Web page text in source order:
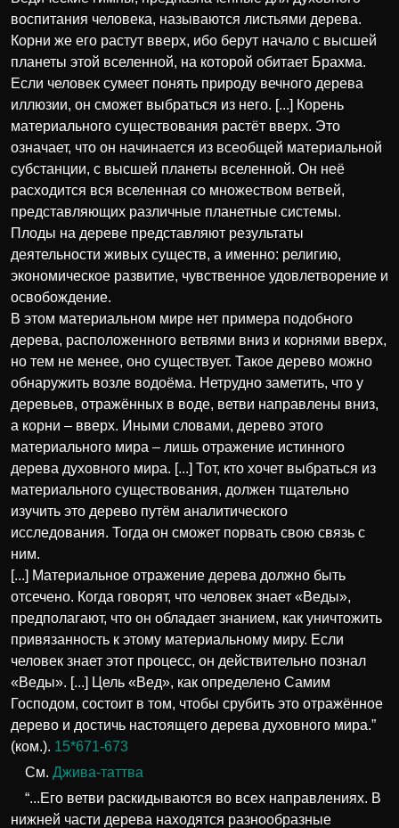
воспитания человека, называются листьями дерева.
Корни же его растут вверх, ибо берут начало с высшей
планеты этой вселенной, на которой обитает Брахма.
Если человек сумеет понять природу вечного дерева
иллюзии, он сможет выбраться из него. [...] Корень
материального существования растёт вверх. Это
означает, что он начинается из всеобщей материальной
субстанции, с высшей планеты вселенной. Он неё
расходится вся вселенная со множеством ветвей,
представляющих различные планетные системы.
Плоды на дереве представляют результаты
деятельности живых существ, а именно: религию,
экономическое развитие, чувственное удовлетворение и
освобождение.
В этом материальном мире нет примера подобного
дерева, расположенного ветвями вниз и корнями вверх,
но тем не менее, оно существует. Такое дерево можно
обнаружить возле водоёма. Нетрудно заметить, что у
деревьев, отражённых в воде, ветви направлены вниз,
а корни – вверх. Иными словами, дерево этого
материального мира – лишь отражение истинного
дерева духовного мира. [...] Тот, кто хочет выбраться из
материального существования, должен тщательно
изучить это дерево путём аналитического
исследования. Тогда он сможет порвать свою связь с
ним.
[...] Материальное отражение дерева должно быть
отсечено. Когда говорят, что человек знает «Веды»,
предполагают, что он обладает знанием, как уничтожить
привязанность к этому материальному миру. Если
человек знает этот процесс, он действительно познал
«Веды». [...] Цель «Вед», как определено Самим
Господом, состоит в том, чтобы срубить это отражённое
дерево и достичь настоящего дерева духовного мира.”
(ком.). 15*671-673
См. Джива-таттва
“...Его ветви раскидываются во всех направлениях. В
нижней части дерева находятся разнообразные